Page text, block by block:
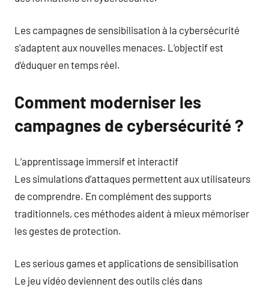
Les campagnes de sensibilisation à la cybersécurité
s’adaptent aux nouvelles menaces. L’objectif est
d’éduquer en temps réel.
Comment moderniser les
campagnes de cybersécurité ?
L’apprentissage immersif et interactif
Les simulations d’attaques permettent aux utilisateurs
de comprendre. En complément des supports
traditionnels, ces méthodes aident à mieux mémoriser
les gestes de protection.
Les serious games et applications de sensibilisation
Le jeu vidéo deviennent des outils clés dans